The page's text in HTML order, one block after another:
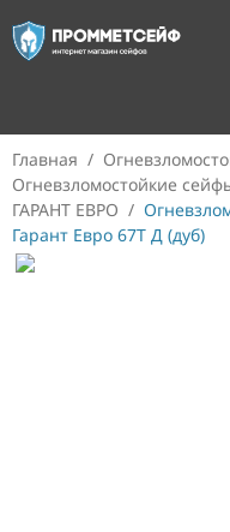
Главная /
Огневзломостойкие
ГАРАНТ ЕВРО /
Гарант Евро 67Т Д (дуб)